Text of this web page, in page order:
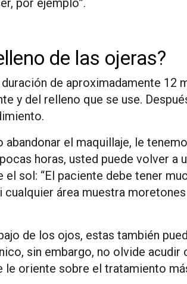
por ejemplo”.
de las ojeras?
de aproximadamente 12
y del relleno que se use.
el maquillaje, le
horas, usted puede volver a
sol: “El paciente debe tener
área muestra
de los ojos, estas también
sin embargo, no olvide acudir
oriente sobre el tratamiento